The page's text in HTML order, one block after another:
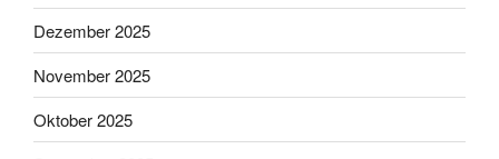
Dezember 2025
November 2025
Oktober 2025